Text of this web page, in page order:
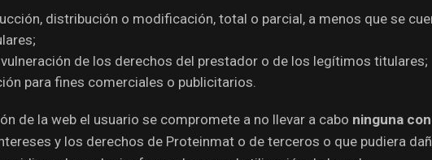
distribución o modificación, total o parcial, a menos que se
de los derechos del prestador o de los legítimos titulares;
para fines comerciales o publicitarios.
de la web el usuario se compromete a no llevar a cabo ninguna
y los derechos de Proteinmat o de terceros o que pudiera